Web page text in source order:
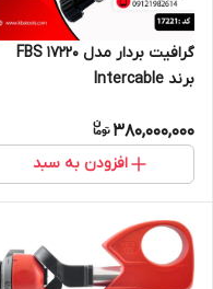
گرافیت بردار مدل FBS 17220
برند Intercable
380,000,000
افزودن به سبد